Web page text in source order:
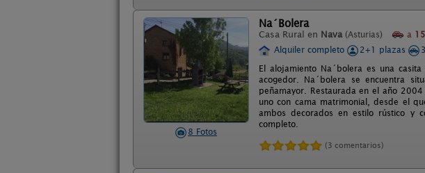
8 Fotos
Na´Bolera
Casa Rural en Nava (Asturias) a
Alquiler completo
2+1 plazas
El alojamiento Na´bolera es una
acogedor. Na´bolera se encuentra
peñamayor. Restaurada en el año
uno con cama matrimonial, desde el
ambos decorados en estilo rústico y
completo.
(3 comentarios)